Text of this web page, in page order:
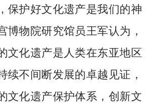
保护好文化遗产是我们的神
博物院研究馆员王军认为，
文化遗产是人类在东亚地区
续不间断发展的卓越见证，
文化遗产保护体系，创新文